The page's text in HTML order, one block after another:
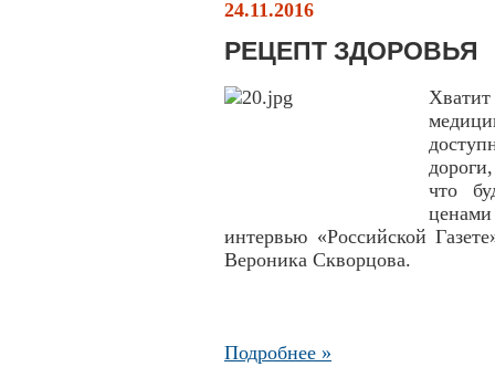
24.11.2016
РЕЦЕПТ ЗДОРОВЬЯ
что
ценами
интервью «Российской
Вероника Скворцова.
Подробнее »